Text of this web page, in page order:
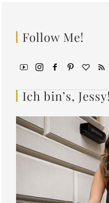
Follow Me!
Ich bin’s,